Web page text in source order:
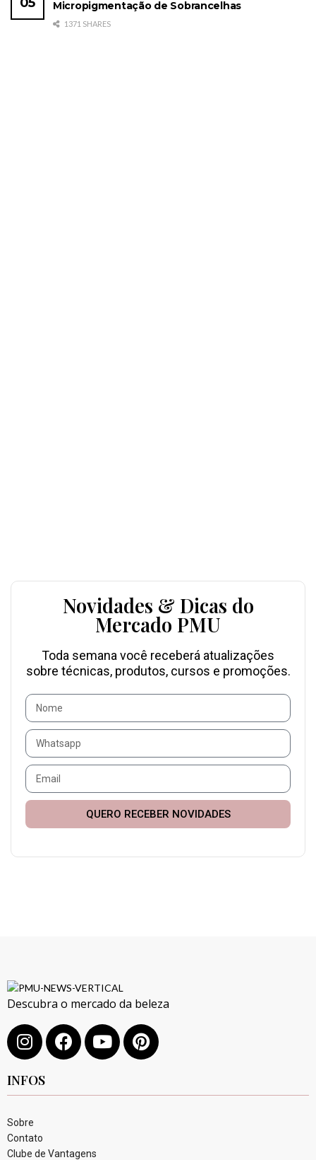
Micropigmentação de Sobrancelhas
1371 SHARES
Novidades & Dicas do
Mercado PMU
Toda semana você receberá atualizações
sobre técnicas, produtos, cursos e promoções.
QUERO RECEBER NOVIDADES
Descubra o mercado da beleza
INFOS
Sobre
Contato
Clube de Vantagens